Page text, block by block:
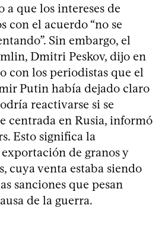
a que los intereses de
con el acuerdo “no se
Sin embargo, el
Dmitri Peskov, dijo en
con los periodistas que el
Putin había dejado claro
reactivarse si se
centrada en Rusia, informó
Esto significa la
de granos y
cuya venta estaba siendo
sanciones que pesan
de la guerra.